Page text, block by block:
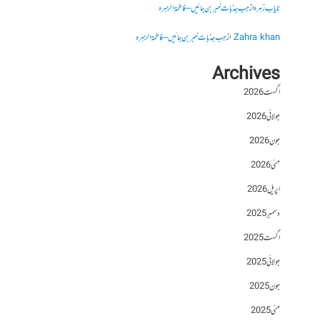
نایاب زہرہازجب جذبات خبر بن جائیں – فاطمۃالزہرہ
Zahra khanازجب جذبات خبر بن جائیں – فاطمۃالزہرہ
Archives
اگست 2026
جولائی 2026
جون 2026
مئی 2026
اپریل 2026
دسمبر 2025
اگست 2025
جولائی 2025
جون 2025
مئی 2025